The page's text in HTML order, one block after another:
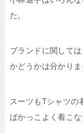
た。
ブランドに関して
かどうかは分かりま
スーツもTシャツの
ばかっこよく着こな